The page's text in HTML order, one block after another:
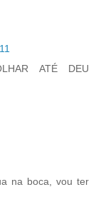
ATÉ DEU
na boca, vou ter